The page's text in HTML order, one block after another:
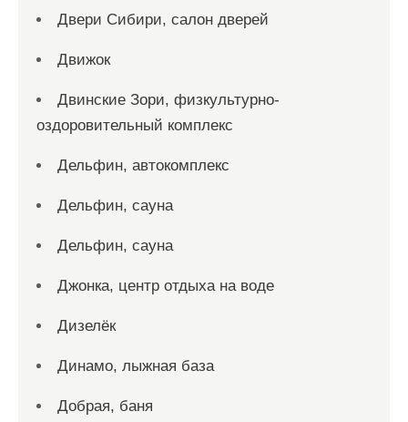
Двери Сибири, салон дверей
Движок
Двинские Зори, физкультурно-
оздоровительный комплекс
Дельфин, автокомплекс
Дельфин, сауна
Дельфин, сауна
Джонка, центр отдыха на воде
Дизелёк
Динамо, лыжная база
Добрая, баня